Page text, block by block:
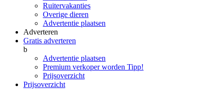
Ruitervakanties
Overige dieren
Advertentie plaatsen
Adverteren
Gratis adverteren
b
Advertentie plaatsen
Premium verkoper worden Tipp!
Prijsoverzicht
Prijsoverzicht